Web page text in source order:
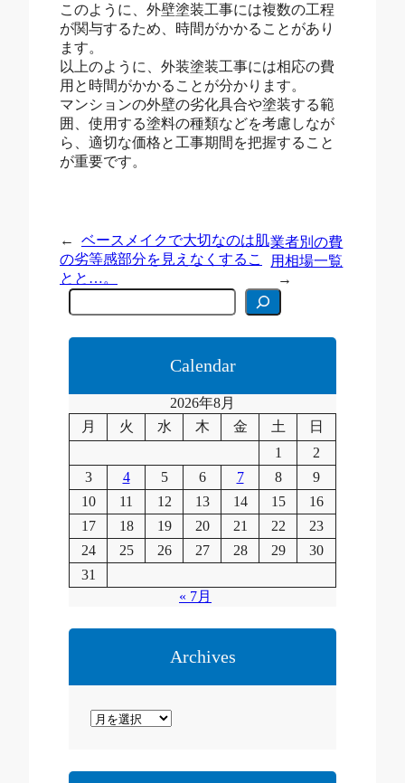
このように、外壁塗装工事には複数の工程
が関与するため、時間がかかることがあり
ます。
以上のように、外装塗装工事には相応の費
用と時間がかかることが分かります。
マンションの外壁の劣化具合や塗装する範
囲、使用する塗料の種類などを考慮しなが
ら、適切な価格と工事期間を把握すること
が重要です。
←
ベースメイクで大切なのは肌
の劣等感部分を見えなくするこ
とと…。
業者別の費
用相場一覧
→
C
e
c
Calendar
2026年8月
月
火 水 木 金 土
日
1
2
3
4 5 6 7 8
9
10
11 12 13 14 15
16
17
18 19 20 21 22
23
24
25 26 27 28 29
30
31
« 7月
Archives
ア
カ